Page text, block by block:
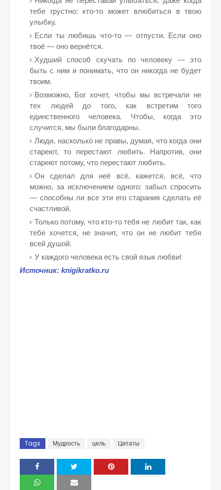
тебе грустно: кто-то может влюбиться в твою
улыбку.
Если ты любишь что-то — отпусти. Если оно
твоё — оно вернётся.
Худший способ скучать по человеку — это
быть с ним и понимать, что он никогда не будет
твоим.
Возможно, Бог хочет, чтобы мы встречали не
тех людей до того, как встретим того
единственного человека. Чтобы, когда это
случится, мы были благодарны.
Люди, насколько не правы, думая, что когда они
стареют, то перестают любить. Напротив, они
стареют потому, что перестают любить.
Он сделал для неё всё, кажется, всё, что
можно, за исключением одного: забыл спросить
— способны ли все эти его старания сделать её
счастливой.
Только потому, что кто-то тебя не любит так, как
тебе хочется, не значит, что он не любит тебя
всей душой.
У каждого человека есть свой язык любви!
Источник: knigikratko.ru
Tags Мудрость цель Цитаты